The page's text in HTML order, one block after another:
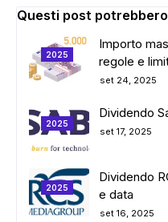
Questi post
2025
Importo
regole e
set 24, 2025
2025
Dividendo
set 17, 2025
2025
Dividendo
e data
set 16, 2025